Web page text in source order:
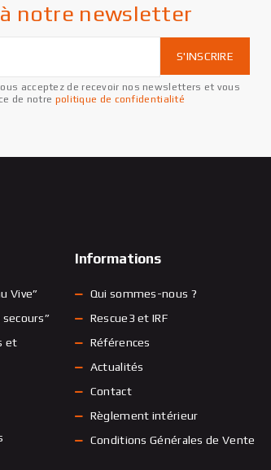
notre newsletter
acceptez de recevoir nos newsletters et vous
de notre politique de confidentialité
Vive”
et
Informations
Qui sommes-nous ?
Rescue3 et IRF
Références
Actualités
Contact
Règlement intérieur
Conditions Générales de Vente